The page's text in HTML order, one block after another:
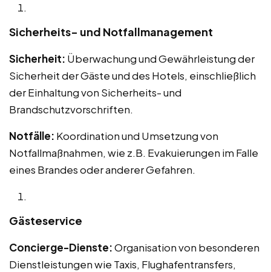
Sicherheits- und Notfallmanagement
Sicherheit: Überwachung und Gewährleistung der
Sicherheit der Gäste und des Hotels, einschließlich
der Einhaltung von Sicherheits- und
Brandschutzvorschriften.
Notfälle: Koordination und Umsetzung von
Notfallmaßnahmen, wie z.B. Evakuierungen im Falle
eines Brandes oder anderer Gefahren.
Gästeservice
Concierge-Dienste:Organisation von besonderen
Dienstleistungen wie Taxis, Flughafentransfers,